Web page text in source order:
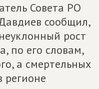
Совета РО
сообщил,
рост
по его словам,
а смертельных
регионе